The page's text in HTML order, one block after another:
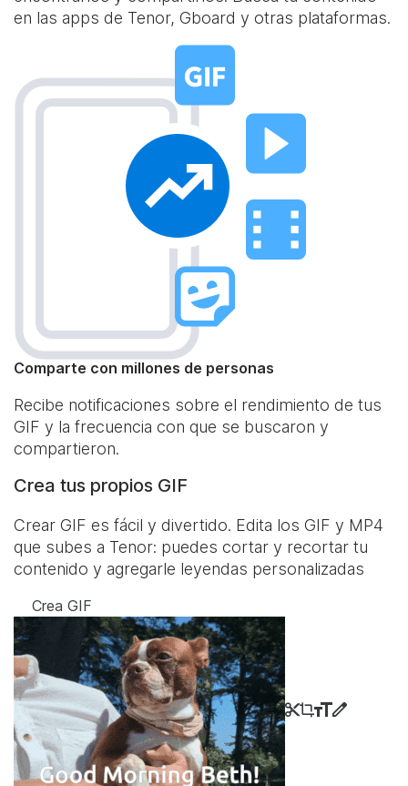
en las apps de Tenor, Gboard y otras plataformas.
Comparte con millones de personas
Recibe notificaciones sobre el rendimiento de tus
GIF y la frecuencia con que se buscaron y
compartieron.
Crea tus propios GIF
Crear GIF es fácil y divertido. Edita los GIF y MP4
que subes a Tenor: puedes cortar y recortar tu
contenido y agregarle leyendas personalizadas
Crea GIF